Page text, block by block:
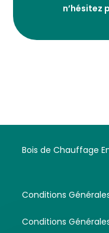
n’hésitez
Bois de Chauffage
Conditions
Conditions